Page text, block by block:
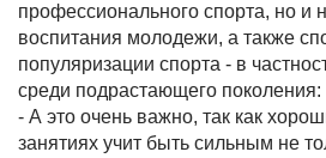
профессионального спорта, но и
воспитания молодежи, а также
популяризации спорта - в
среди подрастающего поколения:
- А это очень важно, так как
занятиях учит быть сильным не